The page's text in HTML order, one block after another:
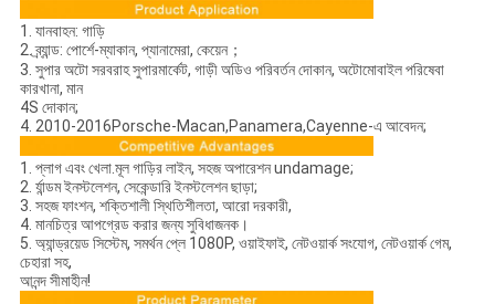
1. যানবাহন: গাড়ি
2. ব্র্যান্ড: পোর্শে-ম্যাকান, প্যানামেরা, কেয়েন；
3. সুপার অটো সরবরাহ সুপারমার্কেট, গাড়ী অডিও পরিবর্তন দোকান, অটোমোবাইল পরিষেবা
কারখানা, মান
4S দোকান;
4. 2010-2016Porsche-Macan,Panamera,Cayenne-এ আবেদন;
1. প্লাগ এবং খেলা.মূল গাড়ির লাইন, সহজ অপারেশন undamage;
2. র্যান্ডম ইনস্টলেশন, সেকেন্ডারি ইনস্টলেশন ছাড়া;
3. সহজ ফাংশন, শক্তিশালী স্থিতিশীলতা, আরো দরকারী,
4. মানচিত্র আপগ্রেড করার জন্য সুবিধাজনক।
5. অ্যান্ড্রয়েড সিস্টেম, সমর্থন প্লে 1080P, ওয়াইফাই, নেটওয়ার্ক সংযোগ, নেটওয়ার্ক গেম,
চেহারা সহ,
আনন্দ সীমাহীন!